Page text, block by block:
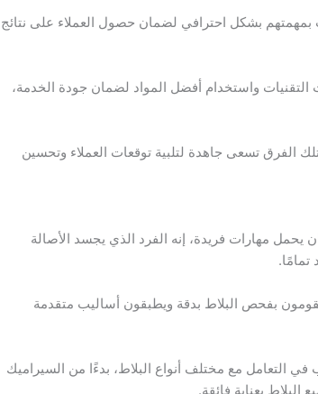
بشكل احترافي لضمان حصول العملاء على نتائج
واستخدام أفضل المواد لضمان جودة الخدمة،
الفرق تسعى جاهدة لتلبية توقعات العملاء وتحسين
يحمل مهارات فريدة، إنه الفرد الذي يجسد الأصالة
تمامًا.
يقومون بفحص البلاط بدقة ويطبقون أساليب متقدمة
التعامل مع مختلف أنواع البلاط، بدءًا من السيراميك
بعناية فائقة.